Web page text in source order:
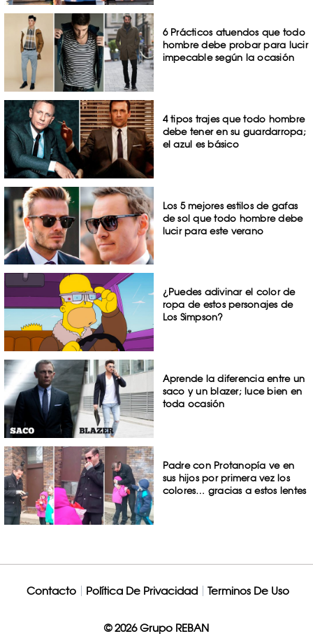
6 Prácticos atuendos que todo
hombre debe probar para lucir
impecable según la ocasión
4 tipos trajes que todo hombre
debe tener en su guardarropa;
el azul es básico
Los 5 mejores estilos de gafas
de sol que todo hombre debe
lucir para este verano
¿Puedes adivinar el color de
ropa de estos personajes de
Los Simpson?
Aprende la diferencia entre un
saco y un blazer; luce bien en
toda ocasión
Padre con Protanopía ve en
sus hijos por primera vez los
colores… gracias a estos lentes
Contacto Política De Privacidad Terminos De Uso
© 2026 Grupo REBAN